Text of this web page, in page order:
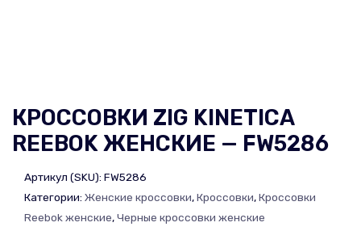
КРОССОВКИ ZIG KINETICA
REEBOK ЖЕНСКИЕ — FW5286
Артикул (SKU): FW5286
Категории: Женские кроссовки,Кроссовки,Кроссовки
Reebok женские,Черные кроссовки женские